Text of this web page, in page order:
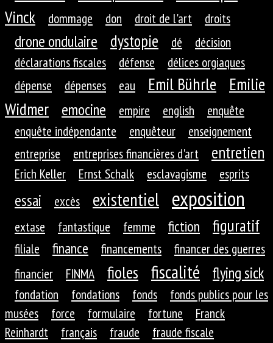
Vinck
dommage don droit de l'art droits
drone ondulaire dystopie dé
décision
déclarations fiscales
défense
délices orgiaques
dépense
dépenses eau Emil Bührle
Emilie
Widmer
emocine empire english
enquête
enquête indépendante
enquêteur
enseignement
entreprise
entreprises financières d'art entretien
Erich Keller Ernst Schalk esclavagisme esprits
essai excès existentiel exposition
extase fantastique femme fiction figuratif
filiale finance financements
financer des guerres
financier
FINMA fioles fiscalité flying sick
fondation fondations fonds
fonds publics pour les
musées
force formulaire fortune
Franck
Reinhardt
français fraude fraude fiscale